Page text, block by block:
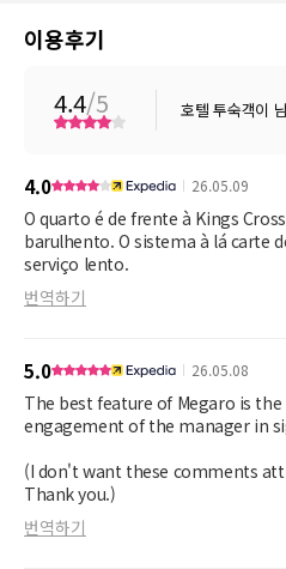
이용후기
4.4/5 호텔 투숙객이
4.0 26.05.09
O quarto é de frente à Kings
barulhento. O sistema à lá carte
serviço lento.
번역하기
5.0 26.05.08
The best feature of Megaro is
engagement of the manager in
(I don't want these comments
Thank you.)
번역하기